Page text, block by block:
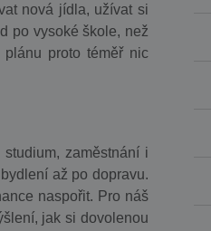
nová jídla, užívat si
po vysoké škole, než
proto téměř nic
zaměstnání i
až po dopravu.
naspořit. Pro náš
jak si dovolenou